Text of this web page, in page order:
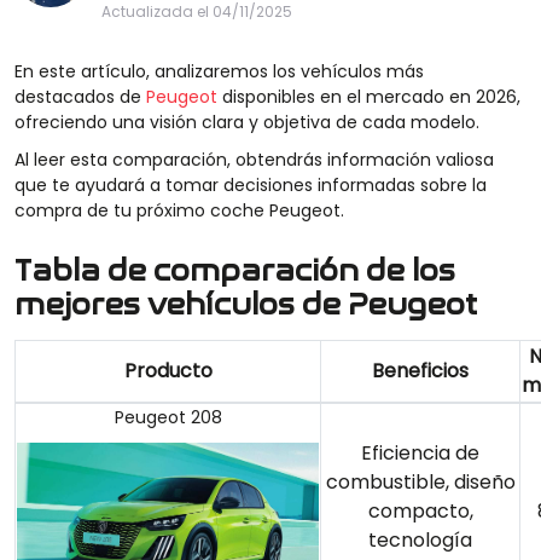
Actualizada el 04/11/2025
En este artículo, analizaremos los vehículos más
destacados de Peugeot disponibles en el mercado en 2026,
ofreciendo una visión clara y objetiva de cada modelo.
Al leer esta comparación, obtendrás información valiosa
que te ayudará a tomar decisiones informadas sobre la
compra de tu próximo coche Peugeot.
Tabla de comparación de los
mejores vehículos de Peugeot
Producto Beneficios
Peugeot 208
Eficiencia de
combustible, diseño
compacto,
tecnología